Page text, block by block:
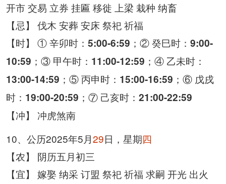
开市 交易 立券 挂匾 移徙 上梁 栽种 纳畜
【忌】 伐木 安葬 安床 祭祀 祈福
【时】 ① 辛卯时： 5:00-6:59 ；② 癸巳时： 9:00-
10:59 ；③ 甲午时： 11:00-12:59 ；④ 乙未时：
13:00-14:59 ；⑤ 丙申时： 15:00-16:59 ；⑥ 戊戌
时： 19:00-20:59 ；⑦ 己亥时： 21:00-22:59
【冲】 冲虎煞南
10、公历2025年5月29日，星期四
【农】 阴历五月初三
【宜】 嫁娶 纳采 订盟 祭祀 祈福 求嗣 开光 出火